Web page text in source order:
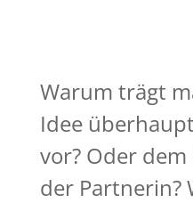
Warum trägt
Idee
vor? Oder
der Partnerin?